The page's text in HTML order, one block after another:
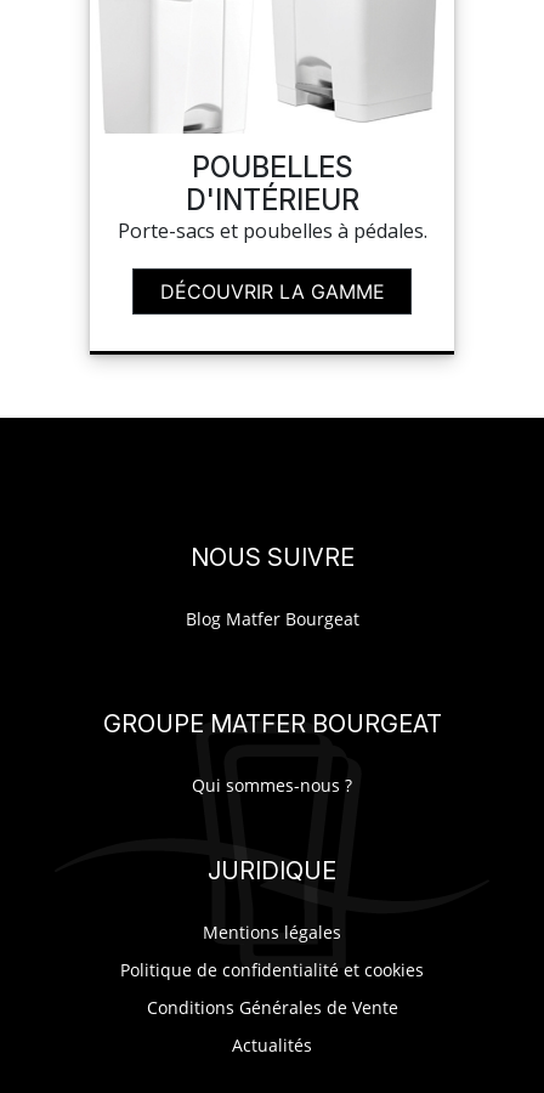
POUBELLES
D'INTÉRIEUR
Porte-sacs et poubelles à pédales.
DÉCOUVRIR LA GAMME
NOUS SUIVRE
Blog Matfer Bourgeat
GROUPE MATFER BOURGEAT
Qui sommes-nous ?
JURIDIQUE
Mentions légales
Politique de confidentialité et cookies
Conditions Générales de Vente
Actualités